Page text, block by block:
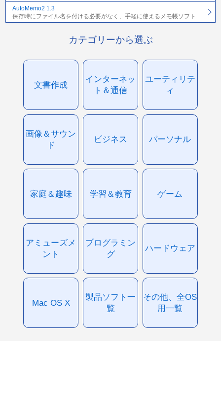
AutoMemo2 1.3
保存時にファイル名を付ける必要がなく、手軽に使えるメモ帳ソフト
カテゴリーから選ぶ
文書作成
インターネッ
ト＆通信
ユーティリテ
ィ
画像＆サウン
ド
ビジネス パーソナル
家庭＆趣味 学習＆教育 ゲーム
アミューズメ
ント
プログラミン
グ
ハードウェア
Mac OS X
製品ソフト一
覧
その他、全OS
用一覧